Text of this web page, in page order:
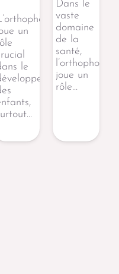
un
le
Dans le
vaste
domaine
de la
santé,
l’orthophonie
joue un
rôle…